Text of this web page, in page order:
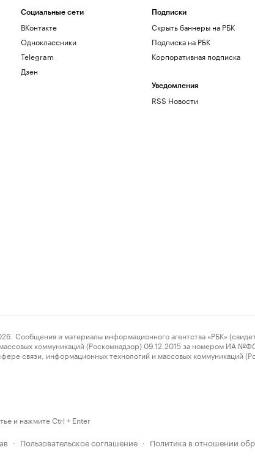
Социальные сети
ВКонтакте
Одноклассники
Telegram
Дзен
Подписки
Скрыть баннеры на РБК
Подписка на РБК
Корпоративная подписка
Уведомления
RSS Новости
и материалы информационного агентства «РБК»
коммуникаций (Роскомнадзор) 09.12.2015 за номером ИА
связи, информационных технологий и массовых
и нажмите Ctrl + Enter
· Пользовательское соглашение · Политика в отношении